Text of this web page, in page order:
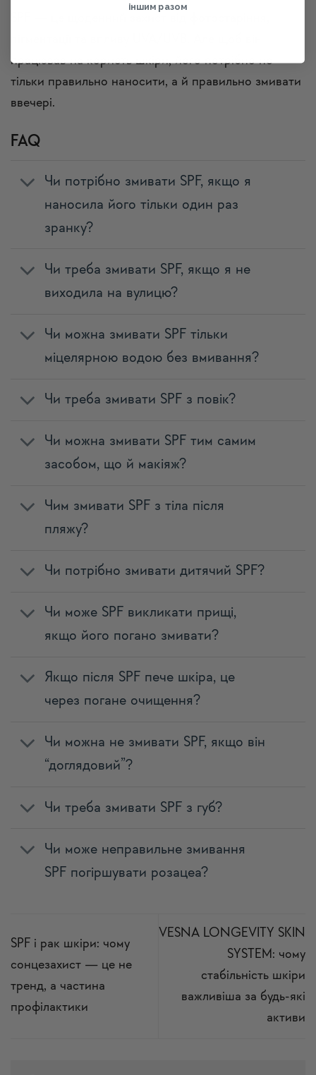
працював на користь шкіри, його потрібно не
тільки правильно наносити, а й правильно змивати
ввечері.
FAQ
Чи потрібно змивати SPF, якщо я
наносила його тільки один раз
зранку?
Чи треба змивати SPF, якщо я не
виходила на вулицю?
Чи можна змивати SPF тільки
міцелярною водою без вмивання?
Чи треба змивати SPF з повік?
Чи можна змивати SPF тим самим
засобом, що й макіяж?
Чим змивати SPF з тіла після
пляжу?
Чи потрібно змивати дитячий SPF?
Чи може SPF викликати прищі,
якщо його погано змивати?
Якщо після SPF пече шкіра, це
через погане очищення?
Чи можна не змивати SPF, якщо він
“доглядовий”?
Чи треба змивати SPF з губ?
Чи може неправильне змивання
SPF погіршувати розацеа?
SPF і рак шкіри: чому
сонцезахист — це не
тренд, а частина
профілактики
VESNA LONGEVITY SKIN
SYSTEM: чому
стабільність шкіри
важливіша за будь-які
активи
іншим разом